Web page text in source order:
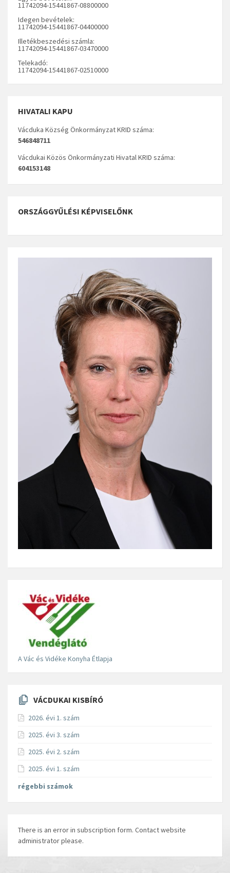
11742094-15441867-08800000
Idegen bevételek:
11742094-15441867-04400000
Illetékbeszedési számla:
11742094-15441867-03470000
Telekadó:
11742094-15441867-02510000
HIVATALI KAPU
Vácduka Község Önkormányzat KRID száma:
546848711
Vácdukai Közös Önkormányzati Hivatal KRID száma:
604153148
ORSZÁGGYŰLÉSI KÉPVISELŐNK
A Vác és Vidéke Konyha Étlapja
VÁCDUKAI KISBÍRÓ
2026. évi 1. szám
2025. évi 3. szám
2025. évi 2. szám
2025. évi 1. szám
régebbi számok
There is an error in subscription form. Contact website
administrator please.